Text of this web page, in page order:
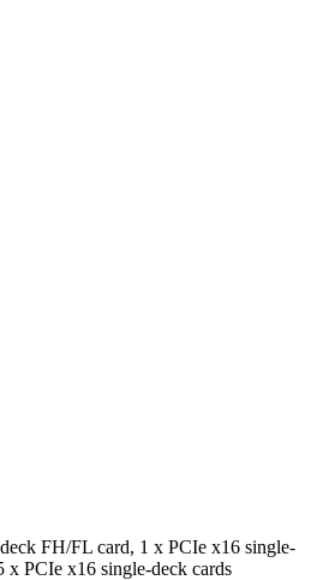
FH/FL card, 1 x PCIe x16 single-
PCIe x16 single-deck cards